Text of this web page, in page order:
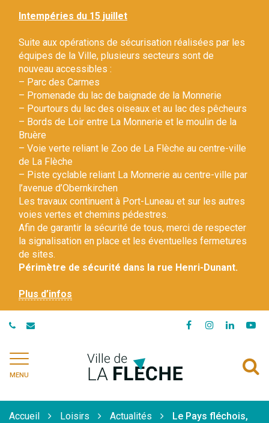
Intempéries du 15 juillet
Suite aux opérations de sécurisation réalisées par les
équipes de la Ville, plusieurs secteurs sont de
nouveau accessibles :
– Parc des Carmes
– Promenade du lac de baignade de la Monnerie
– Pourtours du lac des oiseaux et au lac des pêcheurs
– Bords de Loir entre La Monnerie et le moulin de la
Bruère
– Voie verte reliant le Zoo de La Flèche au centre-ville
de La Flèche
– Piste cyclable reliant La Monnerie au centre-ville par
l’avenue d’Obernkirchen
Les travaux continuent à Port-Luneau et sur les autres
voies vertes et chemins pédestres.
Afin de garantir la sécurité de tous, merci de respecter
la signalisation en place et les éventuelles fermetures
de sites.
Périmètre de sécurité dans la rue Henri-Dunant.
Plus d’infos
Lien
Lien
compte
Instagram
Lien
compte
MENU
Accueil Loisirs Actualités
Le Pays fléchois,